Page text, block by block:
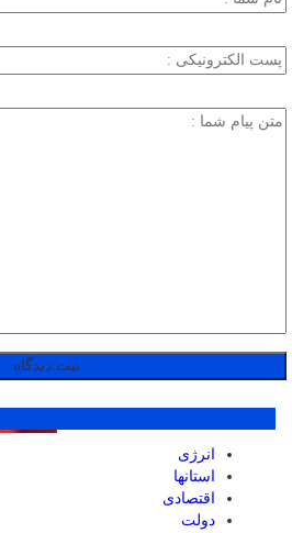
انرژی
استانها
اقتصادی
دولت